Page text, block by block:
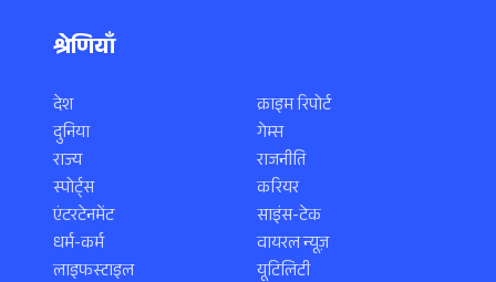
श्रेणियाँ
देश
दुनिया
राज्य
स्पोर्ट्स
एंटरटेनमेंट
धर्म-कर्म
लाइफस्टाइल
क्राइम रिपोर्ट
गेम्स
राजनीति
करियर
साइंस-टेक
वायरल न्यूज़
यूटिलिटी